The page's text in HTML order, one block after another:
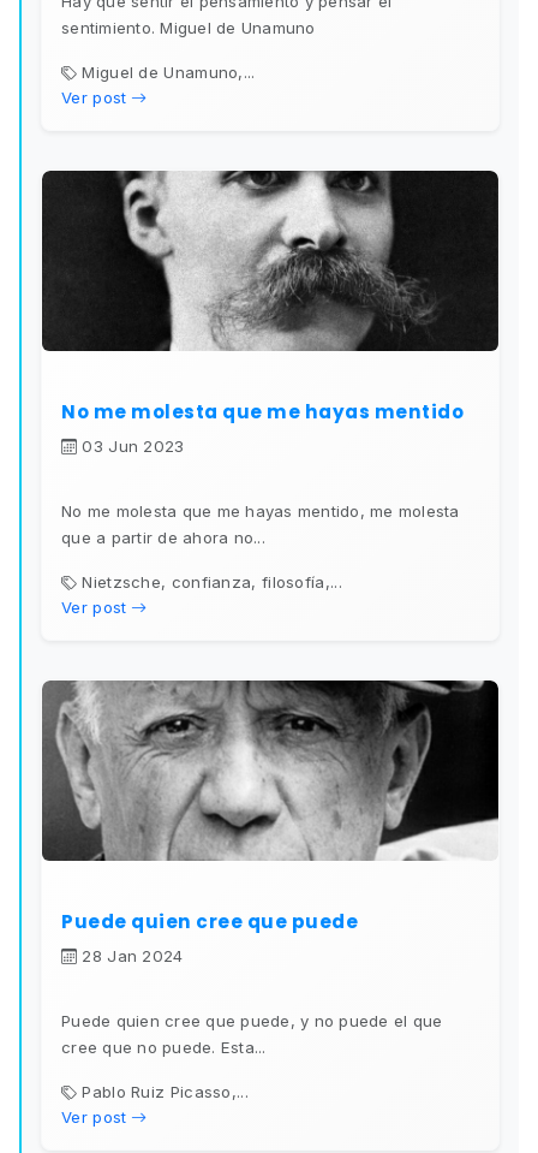
sentimiento. Miguel de Unamuno
Miguel de Unamuno,...
Ver post
No me molesta que me hayas mentido
03 Jun 2023
No me molesta que me hayas mentido, me molesta
que a partir de ahora no...
Nietzsche, confianza, filosofía,...
Ver post
Puede quien cree que puede
28 Jan 2024
Puede quien cree que puede, y no puede el que
cree que no puede. Esta...
Pablo Ruiz Picasso,...
Ver post